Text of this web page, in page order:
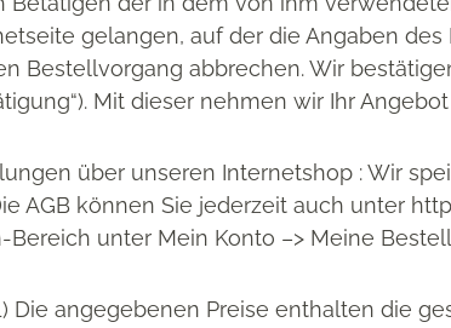
gelangen, auf der die Angaben
Bestellvorgang abbrechen. Wir
Mit dieser nehmen wir Ihr Angebot
über unseren Internetshop : Wir
AGB können Sie jederzeit auch unter
unter Mein Konto –> Meine
Die angegebenen Preise enthalten die